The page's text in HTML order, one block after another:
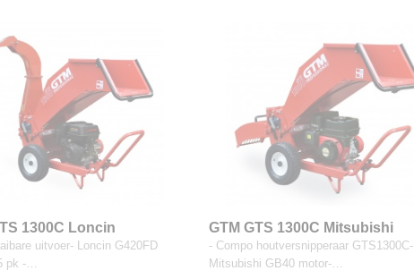
1300C Loncin
uitvoer- Loncin G420FD
pk -…
GTM GTS 1300C Mitsubishi
- Compo houtversnipperaar GTS1300C-
Mitsubishi GB40 motor-…